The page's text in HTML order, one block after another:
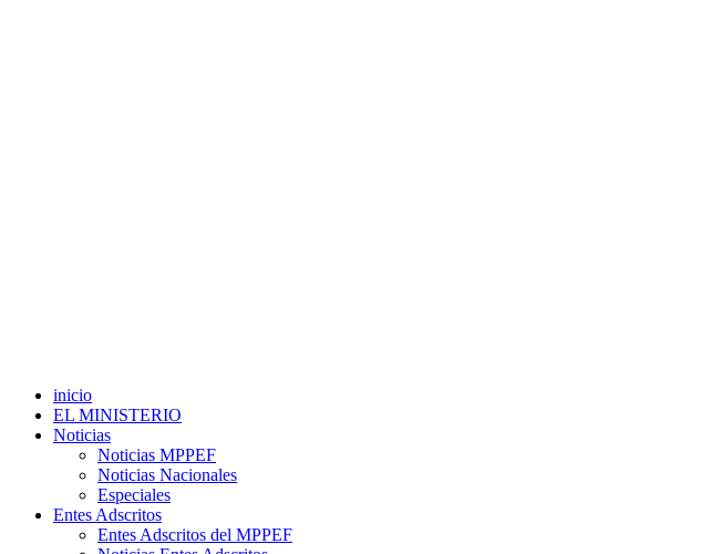
inicio
EL MINISTERIO
Noticias
Noticias MPPEF
Noticias Nacionales
Especiales
Entes Adscritos
Entes Adscritos del MPPEF